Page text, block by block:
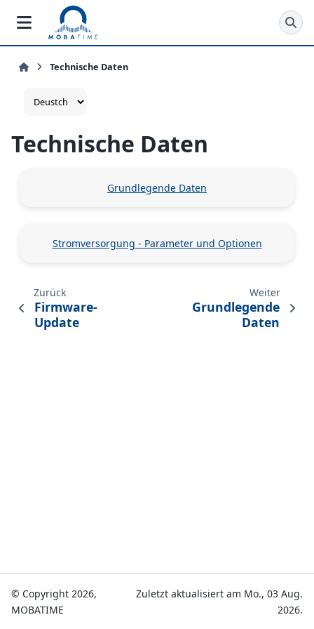
Technische Daten
Technische Daten
Grundlegende Daten
Stromversorgung - Parameter und Optionen
Zurück
Firmware-
Update
Weiter
Grundlegende
Daten
© Copyright 2026,
MOBATIME
Zuletzt aktualisiert am Mo., 03 Aug.
2026.